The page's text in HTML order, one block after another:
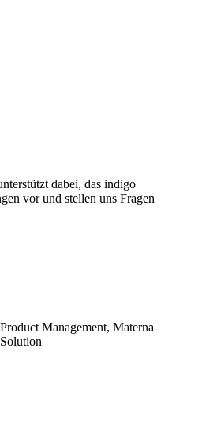
dabei, das indigo
vor und stellen uns Fragen
Management, Materna